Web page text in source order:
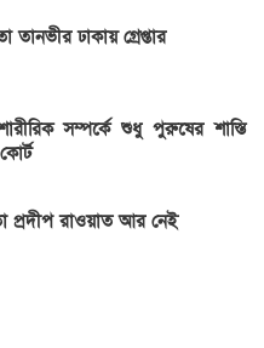
তানভীর ঢাকায় গ্রেপ্তার
সম্পর্কে শুধু পুরুষের শাস্তি
প্রদীপ রাওয়াত আর নেই